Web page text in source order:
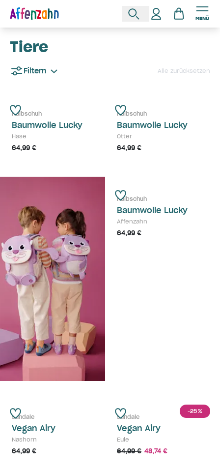
MENÜ
Tiere
Filtern Alle zurücksetzen
Halbschuh
Baumwolle Lucky
Hase
64,99 €
Halbschuh
Baumwolle Lucky
Otter
64,99 €
Halbschuh
Baumwolle Lucky
Affenzahn
64,99 €
Sandale
Vegan Airy
Nashorn
64,99 €
-25%
Sandale
Vegan Airy
Eule
64,99 € 48,74 €